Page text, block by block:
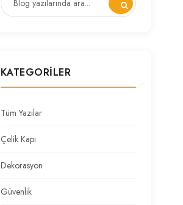
KATEGORILER
Tüm Yazılar
Çelik Kapı
Dekorasyon
Güvenlik